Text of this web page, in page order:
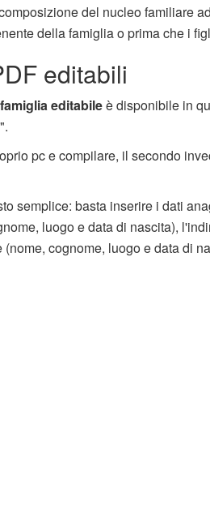
del nucleo familiare
della famiglia o prima che i
editabili
editabileè disponibile in
".
pc e compilare, il secondo
semplice: basta inserire i dati
luogo e data di nascita),
cognome, luogo e data di